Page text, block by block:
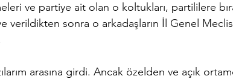
ve partiye ait olan o koltukları, partililere
verildikten sonra o arkadaşların İl Genel
arasına girdi. Ancak özelden ve açık